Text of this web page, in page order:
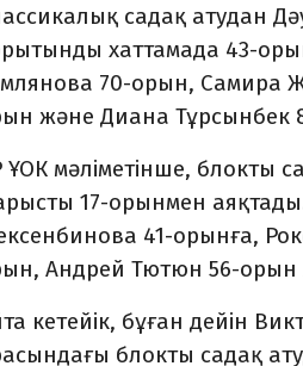
садақ атудан
хаттамада 43-
70-орын, Самира
және Диана Тұрсынбек
ҰОК мәліметінше, блокты
17-орынмен
41-орынға,
Андрей Тютюн 56-орын
кетейік, бұған дейін
блокты садақ